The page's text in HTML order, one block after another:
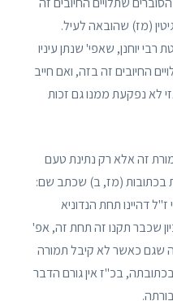
(מז) שהובאה לעיל.
יוחנן, שאפי' שנתן עיניו
החיובים זה בזה, ואם חייב
לא נפקעת ממנו גם זכות
זה אלא רק נתינת טעם
בכתובות (מז, ב) שכתב שם:
דהיינו תחת הנדוניא
שכבר תקנו זה תחת זה, אפ'
שגם כאשר לא קיבל תמורה
בכ"ז אין גורם הדבר